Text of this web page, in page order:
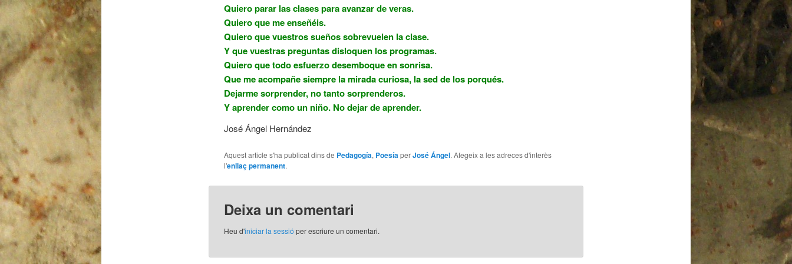
Quiero parar las clases para avanzar de veras.
Quiero que me enseñéis.
Quiero que vuestros sueños sobrevuelen la clase.
Y que vuestras preguntas disloquen los programas.
Quiero que todo esfuerzo desemboque en sonrisa.
Que me acompañe siempre la mirada curiosa, la sed de los porqués.
Dejarme sorprender, no tanto sorprenderos.
Y aprender como un niño. No dejar de aprender.
José Ángel Hernández
Aquest article s'ha publicat dins de Pedagogía, PoesíaperJosé Ángel. Afegeix a les adreces d'interès
l'enllaç permanent.
Deixa un comentari
Heu d'iniciar la sessió per escriure un comentari.